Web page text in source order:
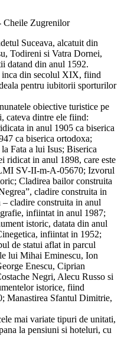
Cheile Zugrenilor
Suceava, alcatuit din
Todireni si Vatra Dornei,
datand din anul 1592.
din secolul XIX, fiind
pentru iubitorii sporturilor
obiective turistice pe
cateva dintre ele fiind:
in anul 1905 ca biserica
ca biserica ortodoxa;
Fata a lui Isus; Biserica
ridicat in anul 1898, care este
SV-II-m-A-05670; Izvorul
Cladirea bailor construita
cladire construita in
cladire construita in anul
infiintat in anul 1987;
istoric, datata din anul
infiintat in 1952;
de statui aflat in parcul
lui Mihai Eminescu, Ion
Enescu, Ciprian
Negri, Alecu Russo si
istorice, fiind
Manastirea Sfantul Dimitrie,
mai variate tipuri de unitati,
la pensiuni si hoteluri, cu